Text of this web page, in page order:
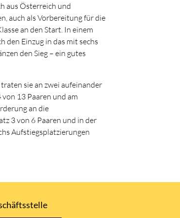
aus Österreich und
auch als Vorbereitung für die
an den Start. In einem
den Einzug in das mit sechs
den Sieg – ein gutes
sie an zwei aufeinander
13 Paaren und am
an die
3 von 6 Paaren und in der
Aufstiegsplatzierungen